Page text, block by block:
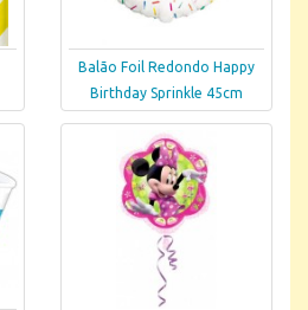
Balão Foil Redondo Happy
Birthday Sprinkle 45cm